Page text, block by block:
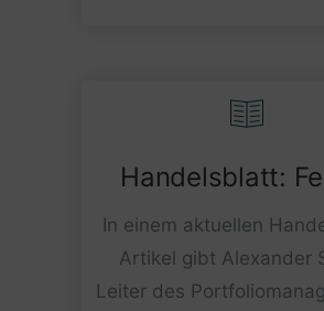
Handelsblatt:
In einem aktuellen
Artikel gibt Alexander
Leiter des